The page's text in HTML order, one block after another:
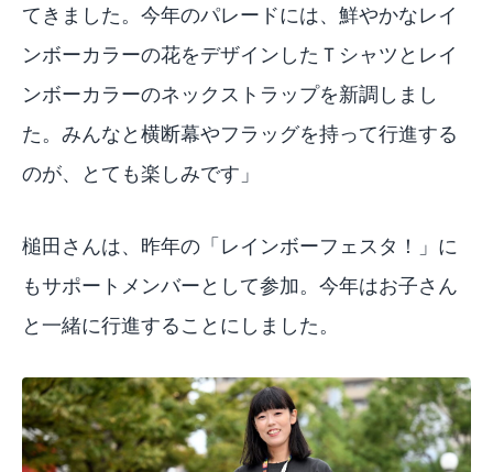
てきました。今年のパレードには、鮮やかなレイ
ンボーカラーの花をデザインしたＴシャツとレイ
ンボーカラーのネックストラップを新調しまし
た。みんなと横断幕やフラッグを持って行進する
のが、とても楽しみです」
槌田さんは、昨年の「レインボーフェスタ！」に
もサポートメンバーとして参加。今年はお子さん
と一緒に行進することにしました。